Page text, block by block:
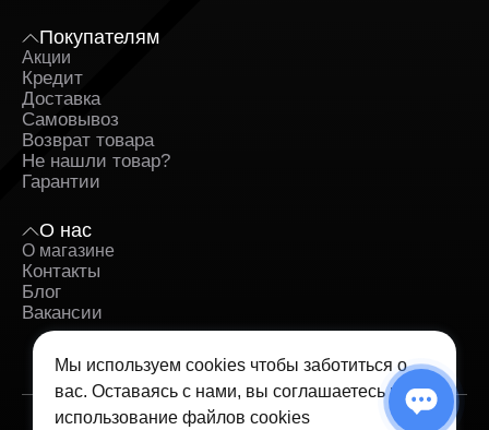
Мы используем cookies чтобы заботиться о
вас. Оставаясь с нами, вы соглашаетесь на
использование файлов cookies
Покупателям
Акции
Кредит
Доставка
Самовывоз
Возврат товара
Не нашли товар?
Гарантии
О нас
О магазине
Контакты
Блог
Вакансии